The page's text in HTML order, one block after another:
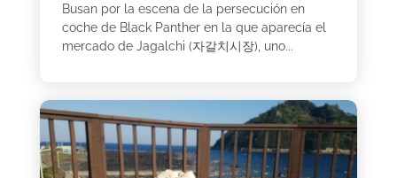
Busan por la escena de la persecución en
coche de Black Panther en la que aparecía el
mercado de Jagalchi (자갈치시장), uno...